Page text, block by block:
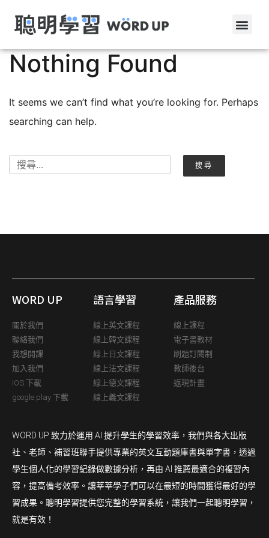
Nothing Found
It seems we can’t find what you’re looking for. Perhaps
searching can help.
WORD UP
關於我們
聯絡我們
我想開課
加入我們
iOS 下載
google play 下載
語言學習
線上英文課程
線上韓文課程
線上日文課程
線上法文課程
線上德文課程
線上義文課程
產品服務
線上課程
電子書教材
刷題訂閱制
教師後台
返現計畫
WORD UP 致力於運用 AI 提升學生的學習效率，我們與各大出版
社、老師、補習班聯手提供專業的英文互動題庫書與單字書，透過
學生個人化的學習紀錄做數據分析，再由 AI 推薦最適合的複習內
容，提高備考效率。讓莘莘學子們可以在最短的時間獲得最好的學
習成果。聰明學習提供您完整的學習系統，讓我們一起聰明學習，
就是有效！